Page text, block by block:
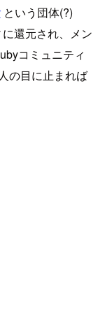
という団体(?)
還元され、メン
コミュニティ
の目に止まれば